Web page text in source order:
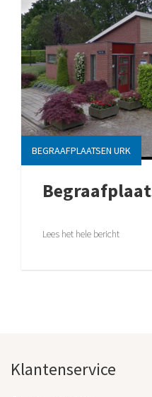
BEGRAAFPLAATSEN URK
Lees het hele bericht
Klantenservice